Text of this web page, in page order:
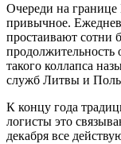
Очереди на
привычное.
простаивают сотни
такого коллапса
служб Литвы и
К концу года
логисты это
декабря все